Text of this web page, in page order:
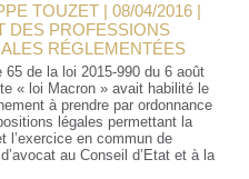
TOUZET | 08/04/2016 |
DES PROFESSIONS
RÉGLEMENTÉES
65 de la loi 2015-990 du 6 août
« loi Macron » avait habilité le
à prendre par ordonnance
légales permettant la
l’exercice en commun de
au Conseil d’Etat et à la